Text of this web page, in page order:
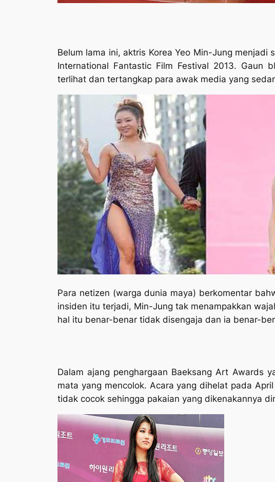
Belum lama ini, aktris Korea Yeo Min-Jung
International Fantastic Film Festival 2013. Gaun
terlihat dan tertangkap para awak media yang
Para netizen (warga dunia maya) berkomentar
insiden itu terjadi, Min-Jung tak menampakkan
hal itu benar-benar tidak disengaja dan ia benar-
Dalam ajang penghargaan Baeksang Art Awards
mata yang mencolok. Acara yang dihelat pada
tidak cocok sehingga pakaian yang dikenakannya